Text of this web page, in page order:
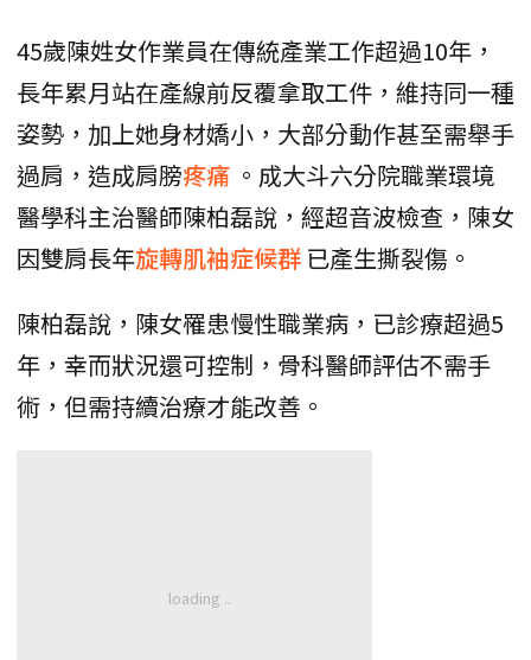
45歲陳姓女作業員在傳統產業工作超過10年，
長年累月站在產線前反覆拿取工件，維持同一種
姿勢，加上她身材嬌小，大部分動作甚至需舉手
過肩，造成肩膀疼痛 。成大斗六分院職業環境
醫學科主治醫師陳柏磊說，經超音波檢查，陳女
因雙肩長年旋轉肌袖症候群 已產生撕裂傷。
陳柏磊說，陳女罹患慢性職業病，已診療超過5
年，幸而狀況還可控制，骨科醫師評估不需手
術，但需持續治療才能改善。